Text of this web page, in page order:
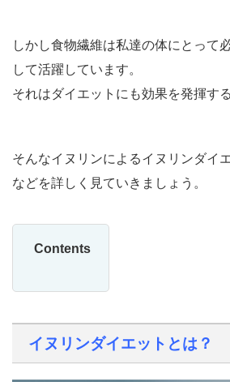
しかし食物繊維は私達の体にとって
して活躍しています。
それはダイエットにも効果を発揮す
そんなイヌリンによるイヌリンダイ
などを詳しく見ていきましょう。
Contents
イヌリンダイエットとは？